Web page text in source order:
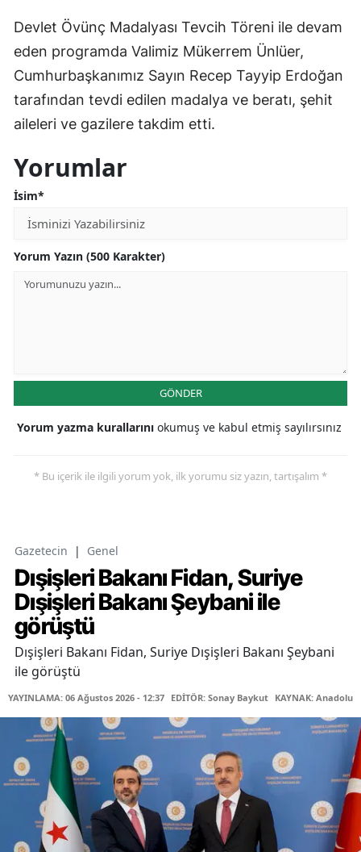
Devlet Övünç Madalyası Tevcih Töreni ile devam
eden programda Valimiz Mükerrem Ünlüer,
Cumhurbaşkanımız Sayın Recep Tayyip Erdoğan
tarafından tevdi edilen madalya ve beratı, şehit
aileleri ve gazilere takdim etti.
Yorumlar
İsim*
Yorum Yazın (500 Karakter)
GÖNDER
Yorum yazma kurallarını okumuş ve kabul etmiş sayılırsınız
* Bu içerik ile ilgili yorum yok, ilk yorumu siz yazın, tartışalım *
Gazetecin | Genel
Dışişleri Bakanı Fidan, Suriye
Dışişleri Bakanı Şeybani ile
görüştü
Dışişleri Bakanı Fidan, Suriye Dışişleri Bakanı Şeybani
ile görüştü
YAYINLAMA: 06 Ağustos 2026 - 12:37 EDİTÖR: Sonay Baykut KAYNAK: Anadolu